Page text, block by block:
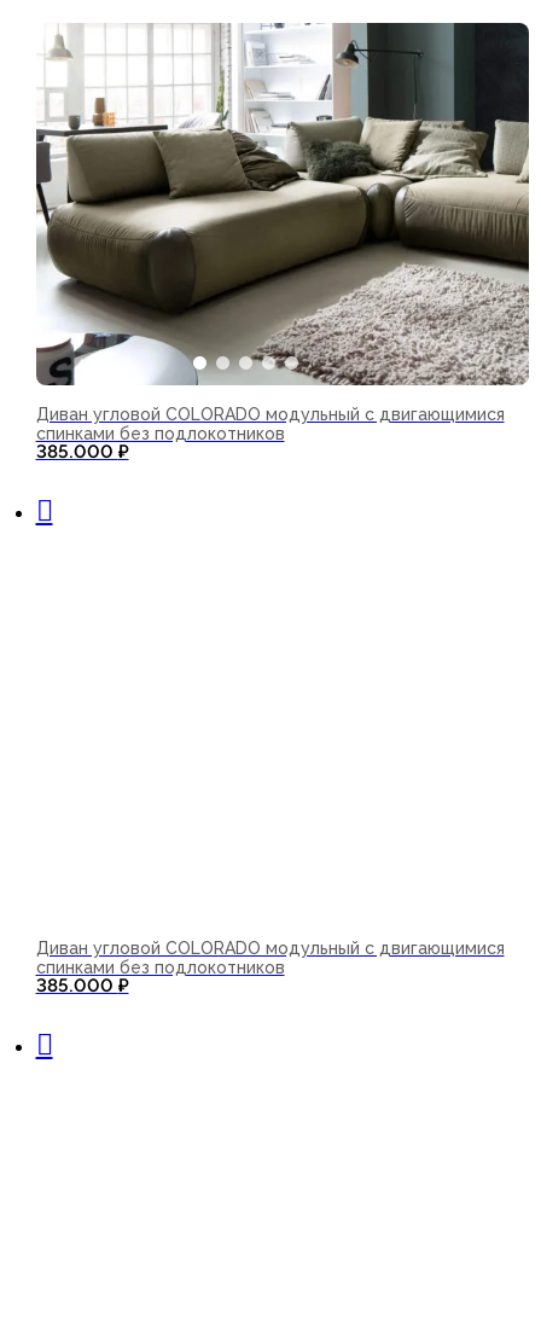
Диван угловой COLORADO модульный с двигающимися
спинками без подлокотников
385.000 ₽
Диван угловой COLORADO модульный с двигающимися
спинками без подлокотников
385.000 ₽